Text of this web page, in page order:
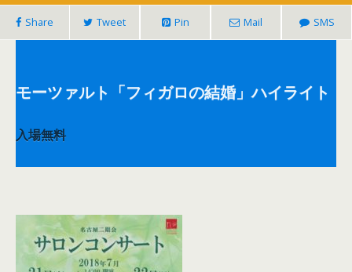
Share Tweet Pin Mail SMS
モーツァルト「フィガロの結婚」ハイライト
◆公演日時
2018年
◆会場
名古屋市音楽プラザ１Ｆロビー
入場無料